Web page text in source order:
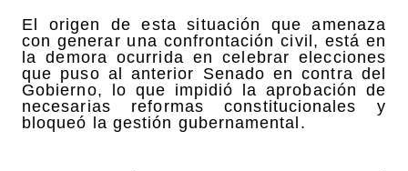
El origen de esta situación que amenaza
con generar una confrontación civil, está en
la demora ocurrida en celebrar elecciones
que puso al anterior Senado en contra del
Gobierno, lo que impidió la aprobación de
necesarias reformas constitucionales y
bloqueó la gestión gubernamental.